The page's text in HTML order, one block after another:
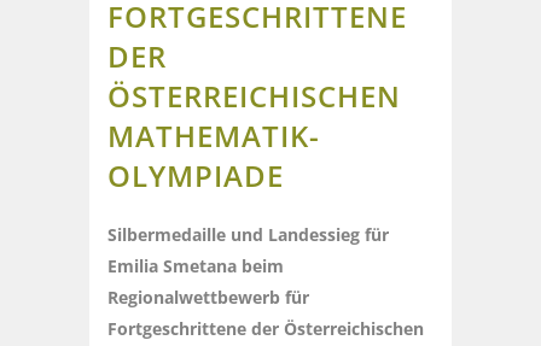
FORTGESCHRITTENE
DER
ÖSTERREICHISCHEN
MATHEMATIK-
OLYMPIADE
Silbermedaille und Landessieg für
Emilia Smetana beim
Regionalwettbewerb für
Fortgeschrittene der Österreichischen